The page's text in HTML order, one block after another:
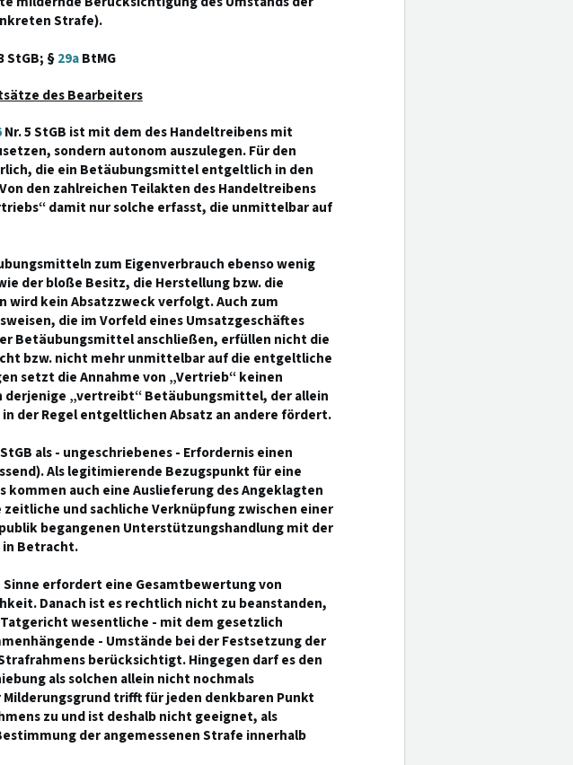
Strafe).
StGB; §29aBtMG
des Bearbeiters
Nr. 5 StGB ist mit dem des Handeltreibens mit
sondern autonom auszulegen. Für den
die ein Betäubungsmittel entgeltlich in den
den zahlreichen Teilakten des Handeltreibens
damit nur solche erfasst, die unmittelbar auf
zum Eigenverbrauch ebenso wenig
der bloße Besitz, die Herstellung bzw. die
wird kein Absatzzweck verfolgt. Auch zum
die im Vorfeld eines Umsatzgeschäftes
Betäubungsmittel anschließen, erfüllen nicht die
bzw. nicht mehr unmittelbar auf die entgeltliche
setzt die Annahme von „Vertrieb“ keinen
derjenige „vertreibt“ Betäubungsmittel, der allein
der Regel entgeltlichen Absatz an andere fördert.
als - ungeschriebenes - Erfordernis einen
Als legitimierende Bezugspunkt für eine
auch eine Auslieferung des Angeklagten
und sachliche Verknüpfung zwischen einer
begangenen Unterstützungshandlung mit der
in Betracht.
erfordert eine Gesamtbewertung von
Danach ist es rechtlich nicht zu beanstanden,
wesentliche - mit dem gesetzlich
- Umstände bei der Festsetzung der
berücksichtigt. Hingegen darf es den
als solchen allein nicht nochmals
trifft für jeden denkbaren Punkt
zu und ist deshalb nicht geeignet, als
der angemessenen Strafe innerhalb